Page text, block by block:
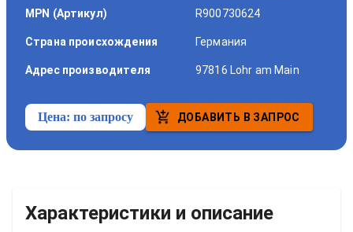
MPN (Артикул) R900730624
Страна происхождения Германия
Адрес производителя 97816 Lohr am Main
Цена: по запросу ДОБАВИТЬ В ЗАПРОС
Характеристики и описание